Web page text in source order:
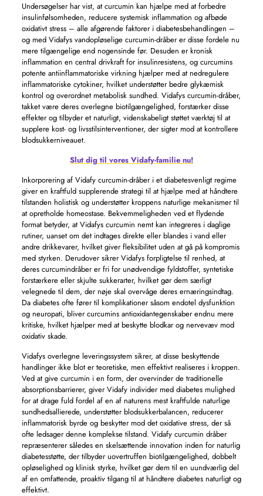
Undersøgelser har vist, at curcumin kan hjælpe med at forbedre
insulinfølsomheden, reducere systemisk inflammation og afbøde
oxidativt stress – alle afgørende faktorer i diabetesbehandlingen –
og med Vidafys vandopløselige curcumin-dråber er disse fordele nu
mere tilgængelige end nogensinde før. Desuden er kronisk
inflammation en central drivkraft for insulinresistens, og curcumins
potente antiinflammatoriske virkning hjælper med at nedregulere
inflammatoriske cytokiner, hvilket understøtter bedre glykæmisk
kontrol og overordnet metabolisk sundhed. Vidafys curcumin-dråber,
takket være deres overlegne biotilgængelighed, forstærker disse
effekter og tilbyder et naturligt, videnskabeligt støttet værktøj til at
supplere kost- og livsstilsinterventioner, der sigter mod at kontrollere
blodsukkerniveauet.
Slut dig til vores Vidafy-familie nu!
Inkorporering af Vidafy curcumin-dråber i et diabetesvenligt regime
giver en kraftfuld supplerende strategi til at hjælpe med at håndtere
tilstanden holistisk og understøtter kroppens naturlige mekanismer til
at opretholde homeostase. Bekvemmeligheden ved et flydende
format betyder, at Vidafys curcumin nemt kan integreres i daglige
rutiner, uanset om det indtages direkte eller blandes i vand eller
andre drikkevarer, hvilket giver fleksibilitet uden at gå på kompromis
med styrken. Derudover sikrer Vidafys forpligtelse til renhed, at
deres curcumindråber er fri for unødvendige fyldstoffer, syntetiske
forstærkere eller skjulte sukkerarter, hvilket gør dem særligt
velegnede til dem, der nøje skal overvåge deres ernæringsindtag.
Da diabetes ofte fører til komplikationer såsom endotel dysfunktion
og neuropati, bliver curcumins antioxidantegenskaber endnu mere
kritiske, hvilket hjælper med at beskytte blodkar og nervevæv mod
oxidativ skade.
Vidafys overlegne leveringssystem sikrer, at disse beskyttende
handlinger ikke blot er teoretiske, men effektivt realiseres i kroppen.
Ved at give curcumin i en form, der overvinder de traditionelle
absorptionsbarrierer, giver Vidafy individer med diabetes mulighed
for at drage fuld fordel af en af ​​naturens mest kraftfulde naturlige
sundhedsallierede, understøtter blodsukkerbalancen, reducerer
inflammatorisk byrde og beskytter mod det oxidative stress, der så
ofte ledsager denne komplekse tilstand. Vidafy curcumin dråber
repræsenterer således en skelsættende innovation inden for naturlig
diabetesstøtte, der tilbyder uovertruffen biotilgængelighed, dobbelt
opløselighed og klinisk styrke, hvilket gør dem til en uundværlig del
af en omfattende, proaktiv tilgang til at håndtere diabetes naturligt og
effektivt.